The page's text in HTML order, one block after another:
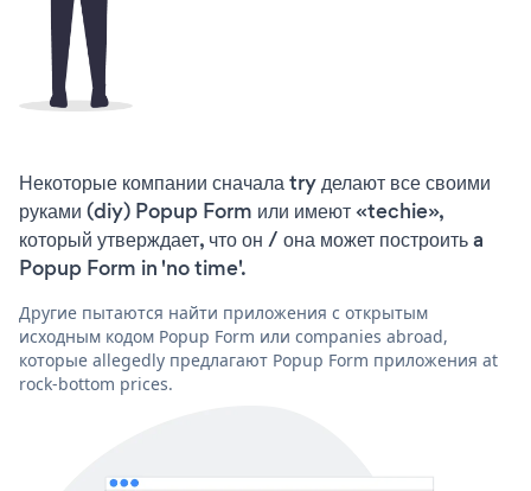
Некоторые компании сначала try делают все своими
руками (diy) Popup Form или имеют «techie»,
который утверждает, что он / она может построить a
Popup Form in 'no time'.
Другие пытаются найти приложения с открытым
исходным кодом Popup Form или companies abroad,
которые allegedly предлагают Popup Form приложения at
rock-bottom prices.